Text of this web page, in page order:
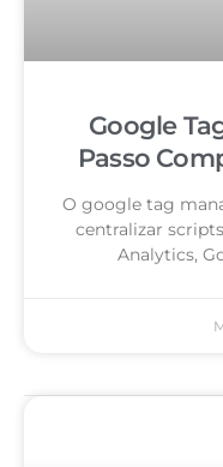
Google
Passo
O google tag
centralizar
Analytics,